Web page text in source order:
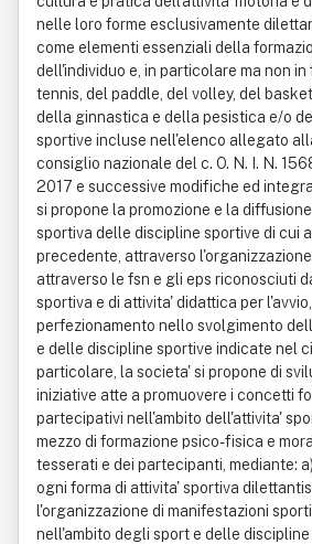
nelle loro forme esclusivamente
come elementi essenziali della
dell'individuo e, in particolare ma non
tennis, del paddle, del volley, del
della ginnastica e della pesistica e/o
sportive incluse nell'elenco allegato
consiglio nazionale del c. O. N. I. N.
2017 e successive modifiche ed
si propone la promozione e la
sportiva delle discipline sportive di cui
precedente, attraverso
attraverso le fsn e gli eps riconosciuti
sportiva e di attivita' didattica per
perfezionamento nello svolgimento
e delle discipline sportive indicate nel
particolare, la societa' si propone di
iniziative atte a promuovere i concetti
partecipativi nell'ambito dell'attivita'
mezzo di formazione psico-fisica e
tesserati e dei partecipanti, mediante:
ogni forma di attivita' sportiva
l'organizzazione di manifestazioni
nell'ambito degli sport e delle